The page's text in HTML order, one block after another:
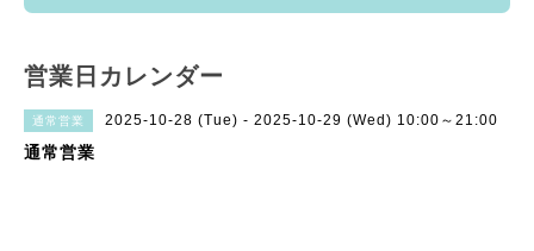
営業日カレンダー
通常営業 2025-10-28 (Tue) - 2025-10-29 (Wed) 10:00～21:00
通常営業